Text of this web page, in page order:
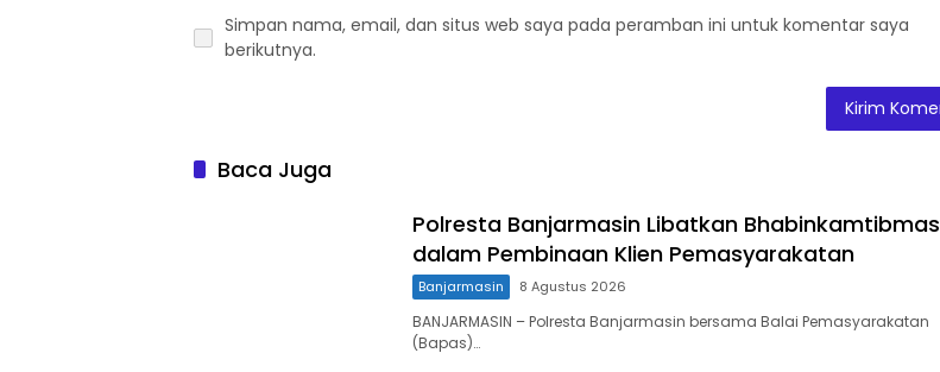
Simpan nama, email, dan situs web saya pada peramban ini untuk komentar saya
berikutnya.
Baca Juga
Polresta Banjarmasin Libatkan Bhabinkamtibmas
dalam Pembinaan Klien Pemasyarakatan
Banjarmasin 8 Agustus 2026
BANJARMASIN – Polresta Banjarmasin bersama Balai Pemasyarakatan
(Bapas)…